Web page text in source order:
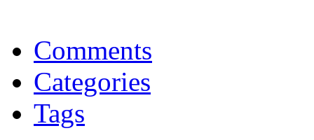
Memberikan yang terbaik sesuai kaidah Islam, kunjungi situs resmi
Comments
Categories
Tags